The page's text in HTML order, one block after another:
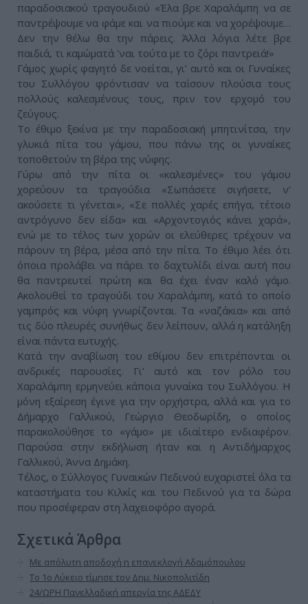
παραδοσιακού τραγουδιού «Έλα βρε Χαραλάμπη να σε
παντρέψουμε να φάμε και να πιούμε και να χορέψουμε…
Δεν την θέλω θα την πάρεις. Άλλα λόγια λέτε βρε
παιδιά, τι καμώματά 'ναι τούτα με το ζόρι παντρειά!»
Γάμος χωρίς φαγητό δε νοείται, γι’ αυτό και οι Γυναίκες
του Συλλόγου φρόντισαν να ταΐσουν πλούσια τους
πολλούς καλεσμένους τους, πριν τον ερχομό του
ζεύγους.
Το έθιμο ξεκίνα με την παραδοσιακή μπητινίτσα, την
γλυκιά πίτα του γάμου, που πάνω της οι γυναίκες
τοποθετούν τη βέρα της νύφης.
Γύρω από την πίτα οι «καλεσμένες» του γάμου
χορεύουν τα τραγούδια «Σωπάσετε σιγήσετε, ν’
ακούσετε τι γένεται», «Σε πολλές χαρές επήγα, τέτοιο
αντρόγυνο δεν είδα» και «Αρχοντογιός κάνει χαρά»,
ενώ με το τέλος των χορών οι ελεύθερες τρέχουν να
πάρουν τη βέρα, μέσα από την πίτα. Το έθιμο λέει ότι
όποια προλάβει να πάρει το δαχτυλίδι είναι αυτή που
θα παντρευτεί πρώτη και θα έχει έναν καλό γάμο.
Ακολουθεί το τραγούδι του Χαραλάμπη, κατά το οποίο
γαμπρός και νύφη γνωρίζονται. Τα «ναζάκια» και από
τις δύο πλευρές συνήθως δεν λείπουν, αλλά η κατάληξη
είναι πάντα ευτυχής.
Κατά την αναβίωση του εθίμου δεν επιτρέπονται οι
ανδρικές παρουσίες. Γι’ αυτό και τον ρόλο του
Χαραλάμπη ερμηνεύει κάποια γυναίκα του Συλλόγου. Η
μόνη εξαίρεση έγινε για την ορχήστρα, αλλά και για το
Δήμαρχο Γαλλικού, Γεώργιο Θεοδωρίδη, ο οποίος
παρακολούθησε το «γάμο» με ιδιαίτερο ενδιαφέρον.
Παρούσα στην εκδήλωση ήταν και η Αντιδήμαρχος
Γαλλικού, Άννα Δημάκη.
Τέλος, ο Σύλλογος Γυναικών Πεδινού ευχαριστεί όλα τα
καταστήματα του Κιλκίς και του Πεδινού για τα δώρα
που προσέφεραν στη λαχειοφόρο αγορά.
Σχετικά Άρθρα
Με απόλυτη αποδοχή η επανεκλογή Αδαμόπουλου
Το 1ο Λύκειο τίμησε τον Δημ. Νικοπολιτίδη
24/ΩΡΗ Πανελλαδική απεργία της ΑΔΕΔΥ